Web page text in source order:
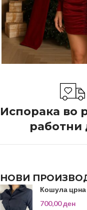
Испорака во
работни
НОВИ
Кошула црна
700,00ден